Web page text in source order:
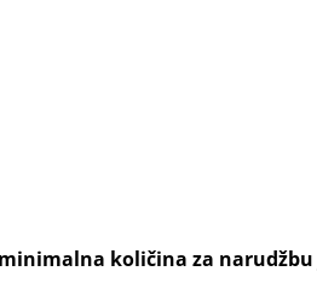
količina za narudžbu